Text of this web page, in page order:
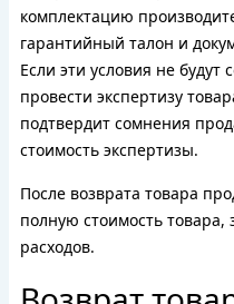
комплектацию
гарантийный талон и
Если эти условия не
провести экспертизу
подтвердит сомнения
стоимость экспертизы.
После возврата товара
полную стоимость
расходов.